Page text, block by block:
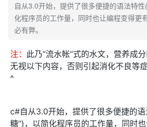
自从3.0开始，提供了很多便捷的语法特性
化程序员的工作量，同时也让编程变得更
必有弊。
注： 此乃“流水帐”式的水文，营养成
无视以下内容，否则引起消化不良等
^
c#自从3.0开始，提供了很多便捷的语
糖”)，以简化程序员的工作量，同时